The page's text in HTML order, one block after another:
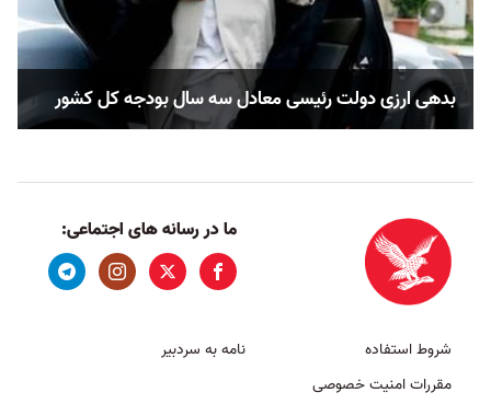
بدهی ارزی دولت رئیسی معادل سه سال بودجه کل کشور
ما در رسانه های اجتماعی:
شروط استفاده
مقررات امنیت خصوصی
نامه به سردبیر